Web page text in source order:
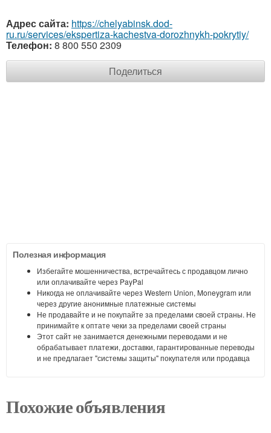
Адрес сайта: https://chelyabinsk.dod-
ru.ru/services/ekspertiza-kachestva-dorozhnykh-pokrytiy/
Телефон: 8 800 550 2309
Поделиться
Полезная информация
Избегайте мошенничества, встречайтесь с продавцом лично
или оплачивайте через PayPal
Никогда не оплачивайте через Western Union, Moneygram или
через другие анонимные платежные системы
Не продавайте и не покупайте за пределами своей страны. Не
принимайте к оптате чеки за пределами своей страны
Этот сайт не занимается денежными переводами и не
обрабатывает платежи, доставки, гарантированные переводы
и не предлагает "системы защиты" покупателя или продавца
Похожие объявления